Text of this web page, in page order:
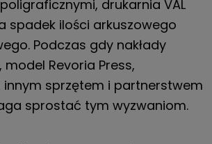
drukarnia VAL
spadek ilości arkuszowego
Podczas gdy nakłady
Revoria Press,
innym sprzętem i partnerstwem
sprostać tym wyzwaniom.